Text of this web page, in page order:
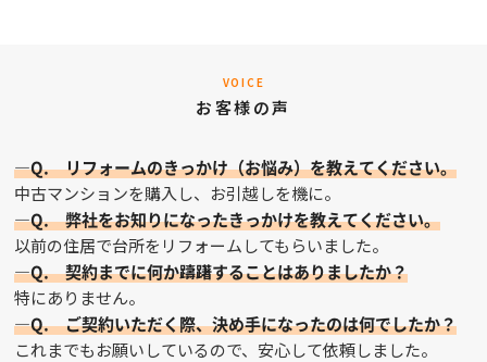
VOICE
お客様の声
—Q. リフォームのきっかけ（お悩み）を教えてください。
中古マンションを購入し、お引越しを機に。
—Q. 弊社をお知りになったきっかけを教えてください。
以前の住居で台所をリフォームしてもらいました。
—Q. 契約までに何か躊躇することはありましたか？
特にありません。
—Q. ご契約いただく際、決め手になったのは何でしたか？
これまでもお願いしているので、安心して依頼しました。